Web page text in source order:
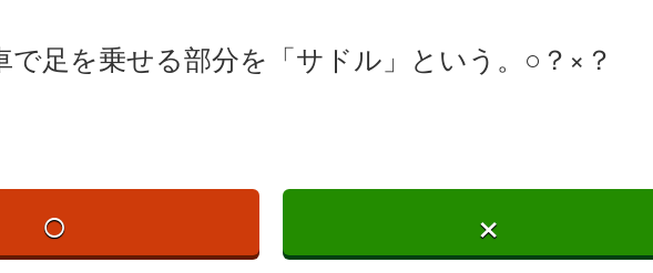
で足を乗せる部分を「サドル」という。○？×？
○ ×